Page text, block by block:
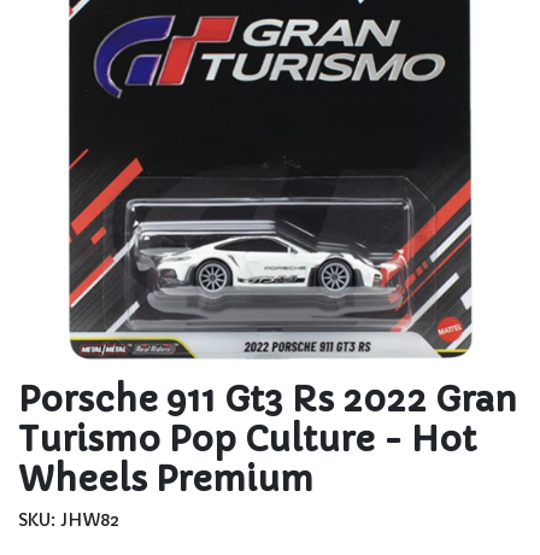
Porsche 911 Gt3 Rs 2022 Gran
Turismo Pop Culture - Hot
Wheels Premium
SKU: JHW82